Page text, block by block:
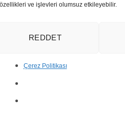
ve işlevleri olumsuz etkileyebilir.
REDDET
Çerez Politikası